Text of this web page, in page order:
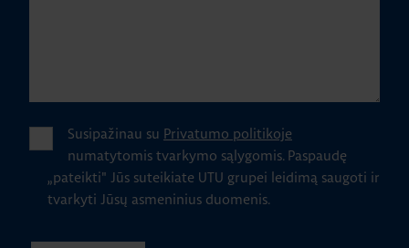
Susipažinau su Privatumo politikoje
numatytomis tvarkymo sąlygomis. Paspaudę
„pateikti" Jūs suteikiate UTU grupei leidimą saugoti ir
tvarkyti Jūsų asmeninius duomenis.